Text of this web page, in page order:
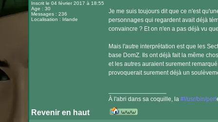
Inscrit le 04 février 2017 à 18:55
Age : 30
Messages : 236
Localisation : Irlande
Je me suis toujours dit que ce n'est
personnages qui regardent avait déjà
convaincre ? Et on n'en a pas déjà vu
Mais l'autre interprétation est que les
base DomZ. Ils ont déjà fait la même
et les autres auraient surement
provoquerait surement déjà un
À l'abri dans sa coquille, la #!/usr/bin/perl
Revenir en haut